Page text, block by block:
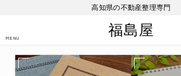
高知県の不動産整理専門
福島屋
MENU